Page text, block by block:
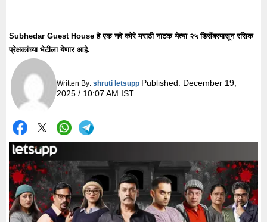
Subhedar Guest House हे एक नवे कोरे मराठी नाटक येत्या २५ डिसेंबरपासून रसिक
प्रेक्षकांच्या भेटीला येणार आहे.
Written By:shruti letsupp Published: December 19,
2025 / 10:07 AM IST